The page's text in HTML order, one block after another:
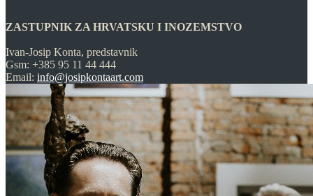
ZASTUPNIK ZA HRVATSKU I INOZEMSTVO
Ivan-Josip Konta, predstavnik
Gsm: +385 95 11 44 444
Email: info@josipkontaart.com